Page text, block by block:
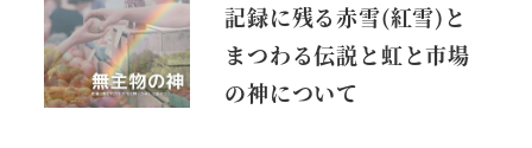
記録に残る赤雪(紅雪)と
まつわる伝説と虹と市場
の神について